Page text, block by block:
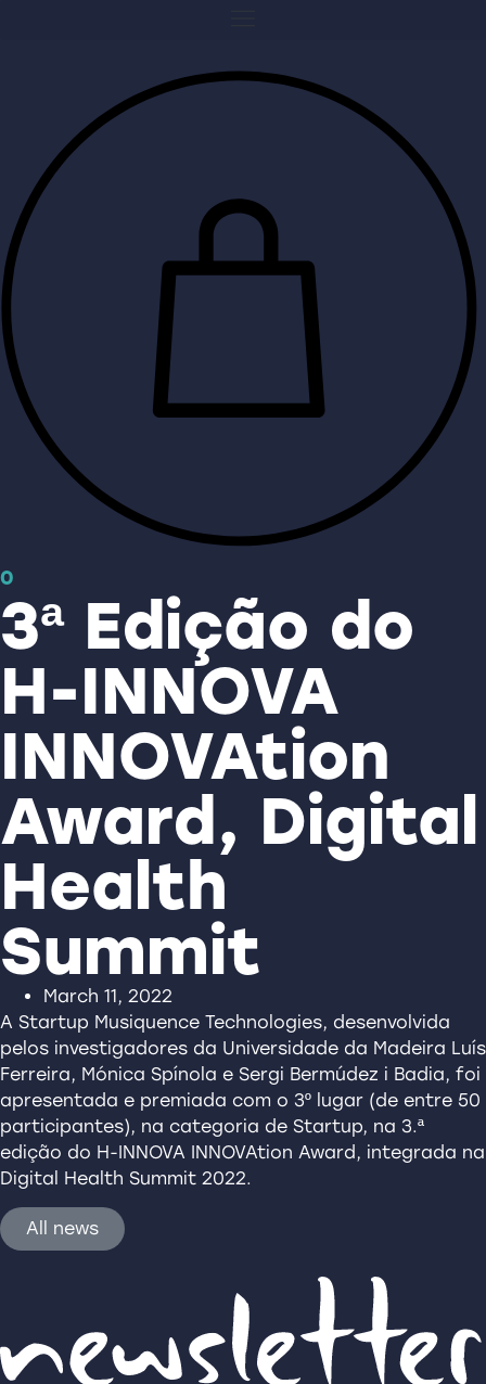
0
3ª Edição do
H-INNOVA
INNOVAtion
Award, Digital
Health
Summit
March 11, 2022
A Startup Musiquence Technologies, desenvolvida
pelos investigadores da Universidade da Madeira Luís
Ferreira, Mónica Spínola e Sergi Bermúdez i Badia, foi
apresentada e premiada com o 3º lugar (de entre 50
participantes), na categoria de Startup, na 3.ª
edição do H-INNOVA INNOVAtion Award, integrada na
Digital Health Summit 2022.
All news